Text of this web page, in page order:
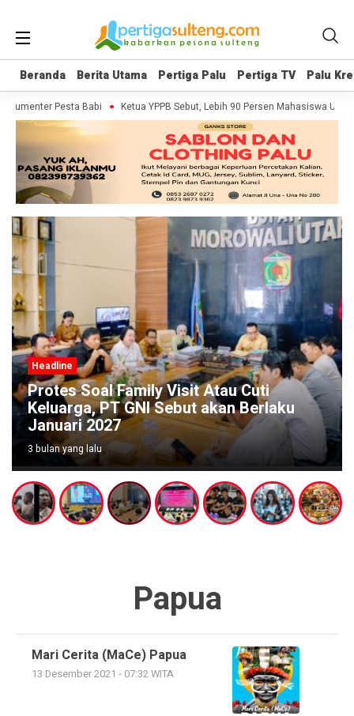
Beranda Berita Utama Pertiga Palu Pertiga TV Palu
Beranda Berita Utama Pertiga Palu Pertiga TV Palu
Pesta Babi Ketua YPPB Sebut, Lebih 90 Persen Mahasiswa
Headline
Protes Soal Family Visit Atau Cuti
Keluarga, PT GNI Sebut akan Berlaku
Januari 2027
3 bulan yang lalu
Papua
Mari Cerita (MaCe) Papua
13 Desember 2021 - 07:32 WITA